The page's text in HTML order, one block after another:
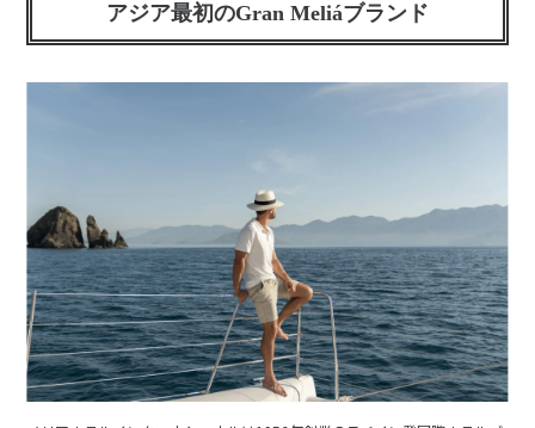
アジア最初のGran Meliáブランド